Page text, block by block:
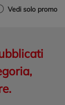
Vedi solo promo